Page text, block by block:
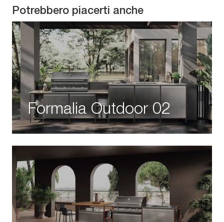
Potrebbero piacerti anche
Formalia Outdoor 02